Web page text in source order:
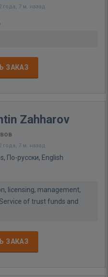
года, 7 м. назад
ЗАКАЗ
Zahharov
года, 7 м. назад
По-русски, English
licensing, management,
of trust funds and
ЗАКАЗ